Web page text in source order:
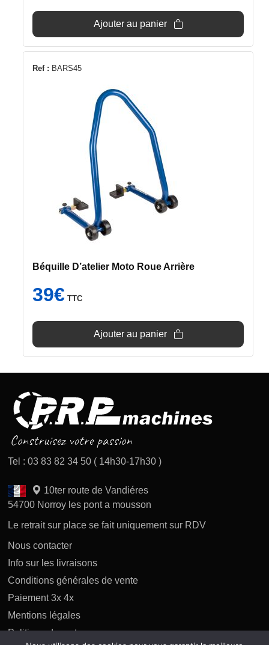
est :
Ajouter au panier
Ref : BARS45
Béquille D’atelier Moto Roue Arrière
39€ TTC
Ajouter au panier
Tel : 03 83 82 34 50 ( 14h30-17h30 )
10ter route de Vandiéres
54700 Norroy les pont a mousson
Le retrait sur place se fait uniquement sur RDV
Nous contacter
Info sur les livraisons
Conditions générales de vente
Paiement 3x 4x
Mentions légales
Politique des retours